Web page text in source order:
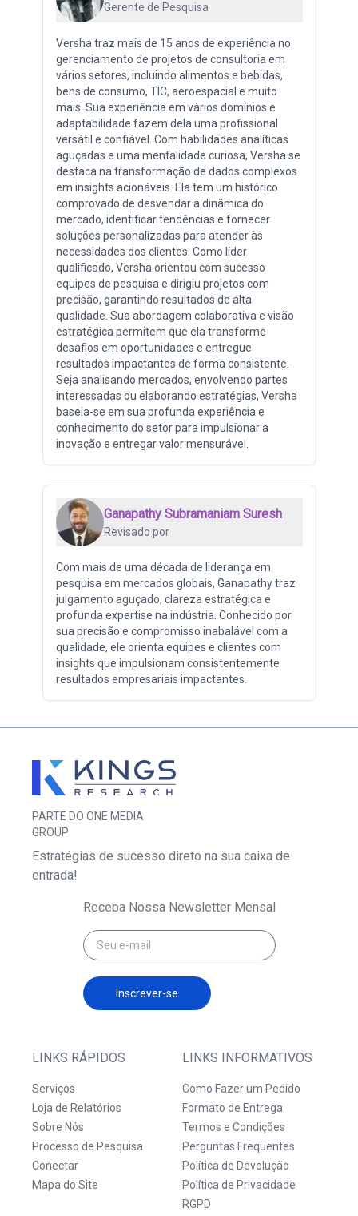
Gerente de Pesquisa
Versha traz mais de 15 anos de experiência no
gerenciamento de projetos de consultoria em
vários setores, incluindo alimentos e bebidas,
bens de consumo, TIC, aeroespacial e muito
mais. Sua experiência em vários domínios e
adaptabilidade fazem dela uma profissional
versátil e confiável. Com habilidades analíticas
aguçadas e uma mentalidade curiosa, Versha se
destaca na transformação de dados complexos
em insights acionáveis. Ela tem um histórico
comprovado de desvendar a dinâmica do
mercado, identificar tendências e fornecer
soluções personalizadas para atender às
necessidades dos clientes. Como líder
qualificado, Versha orientou com sucesso
equipes de pesquisa e dirigiu projetos com
precisão, garantindo resultados de alta
qualidade. Sua abordagem colaborativa e visão
estratégica permitem que ela transforme
desafios em oportunidades e entregue
resultados impactantes de forma consistente.
Seja analisando mercados, envolvendo partes
interessadas ou elaborando estratégias, Versha
baseia-se em sua profunda experiência e
conhecimento do setor para impulsionar a
inovação e entregar valor mensurável.
Ganapathy Subramaniam Suresh
Revisado por
Com mais de uma década de liderança em
pesquisa em mercados globais, Ganapathy traz
julgamento aguçado, clareza estratégica e
profunda expertise na indústria. Conhecido por
sua precisão e compromisso inabalável com a
qualidade, ele orienta equipes e clientes com
insights que impulsionam consistentemente
resultados empresariais impactantes.
PARTE DO ONE MEDIA
GROUP
LINKS RÁPIDOS
Serviços
Loja de Relatórios
Sobre Nós
Processo de Pesquisa
Conectar
Mapa do Site
LINKS INFORMATIVOS
Como Fazer um Pedido
Formato de Entrega
Termos e Condições
Perguntas Frequentes
Política de Devolução
Política de Privacidade
RGPD
Estratégias de sucesso direto na sua caixa de
entrada!
Receba Nossa Newsletter Mensal
Inscrever-se